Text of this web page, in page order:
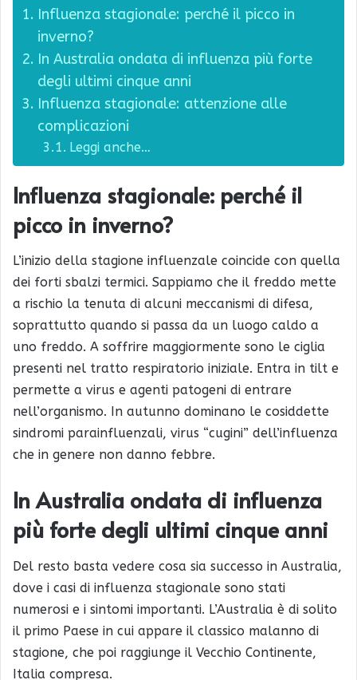
Influenza stagionale: perché il picco in
inverno?
In Australia ondata di influenza più forte
degli ultimi cinque anni
Influenza stagionale: attenzione alle
complicazioni
Leggi anche…
Influenza stagionale: perché il
picco in inverno?
L’inizio della stagione influenzale coincide con quella
dei forti sbalzi termici. Sappiamo che il freddo mette
a rischio la tenuta di alcuni meccanismi di difesa,
soprattutto quando si passa da un luogo caldo a
uno freddo. A soffrire maggiormente sono le ciglia
presenti nel tratto respiratorio iniziale. Entra in tilt e
permette a virus e agenti patogeni di entrare
nell’organismo. In autunno dominano le cosiddette
sindromi parainfluenzali, virus “cugini” dell’influenza
che in genere non danno febbre.
In Australia ondata di influenza
più forte degli ultimi cinque anni
Del resto basta vedere cosa sia successo in Australia,
dove i casi di influenza stagionale sono stati
numerosi e i sintomi importanti. L’Australia è di solito
il primo Paese in cui appare il classico malanno di
stagione, che poi raggiunge il Vecchio Continente,
Italia compresa.